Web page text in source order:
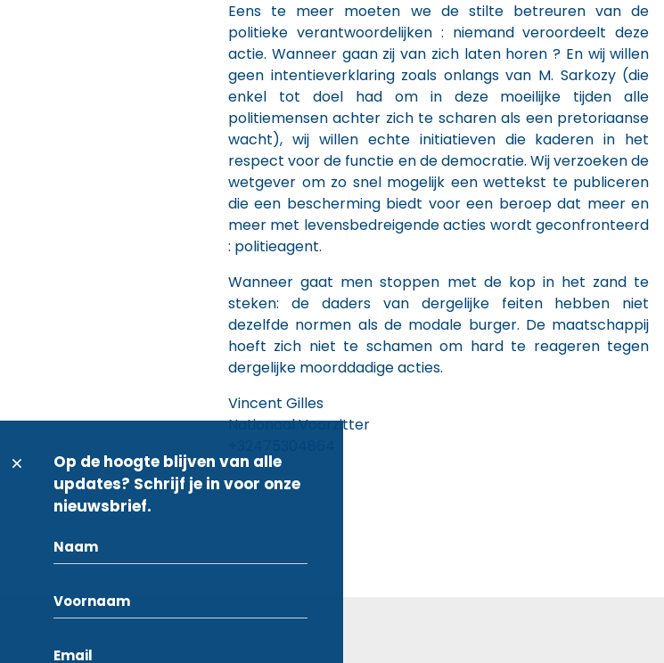
Eens te meer moeten we de stilte betreuren van de
politieke verantwoordelijken : niemand veroordeelt deze
actie. Wanneer gaan zij van zich laten horen ? En wij willen
geen intentieverklaring zoals onlangs van M. Sarkozy (die
enkel tot doel had om in deze moeilijke tijden alle
politiemensen achter zich te scharen als een pretoriaanse
wacht), wij willen echte initiatieven die kaderen in het
respect voor de functie en de democratie. Wij verzoeken de
wetgever om zo snel mogelijk een wettekst te publiceren
die een bescherming biedt voor een beroep dat meer en
meer met levensbedreigende acties wordt geconfronteerd
: politieagent.
Wanneer gaat men stoppen met de kop in het zand te
steken: de daders van dergelijke feiten hebben niet
dezelfde normen als de modale burger. De maatschappij
hoeft zich niet te schamen om hard te reageren tegen
dergelijke moorddadige acties.
Vincent Gilles
Nationaal Voorzitter
Op de hoogte blijven van alle
updates? Schrijf je in voor onze
nieuwsbrief.